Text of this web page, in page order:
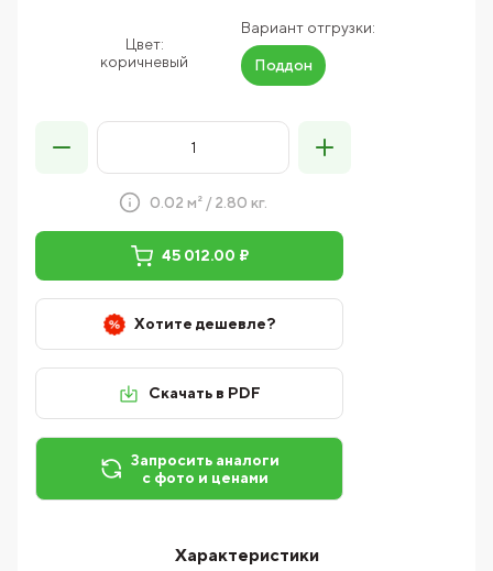
Цвет:
коричневый
Вариант отгрузки:
Поддон
0.02 м² / 2.80 кг.
45 012.00 ₽
Хотите дешевле?
Скачать в PDF
Запросить аналоги
с фото и ценами
Характеристики